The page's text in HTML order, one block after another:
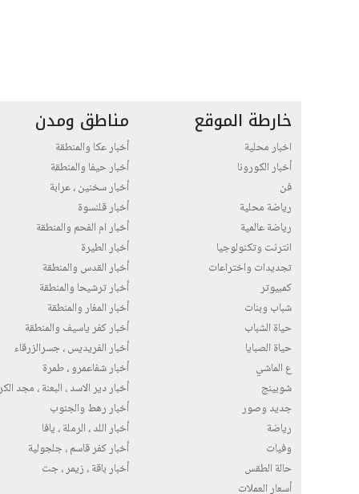
خارطة الموقع
اخبار محلية
أخبار الكورونا
فن
رياضة محلية
رياضة عالمية
انترنت وتكنولوجيا
تجديدات واختراعات
كمبيوتر
شباب وبنات
حياة الشباب
حياة الصبايا
ع الماشي
شوبينج
جديد وصور
رياضة
وفيات
حالة الطقس
أسعار العملات
مناطق ومدن
أخبار عكا والمنطقة
أخبار حيفا والمنطقة
أخبار سخنين ، عرابة
أخبار قلنسوة
أخبار ام الفحم والمنطقة
أخبار الطيرة
أخبار القدس والمنطقة
أخبار ترشيحا والمنطقة
أخبار المغار والمنطقة
أخبار كفر ياسيف والمنطقة
أخبار الفريديس ، جسرالزرقاء
أخبار شفاعمرو ، طمرة
أخبار دير الاسد ، البعنة ، مجد
أخبار رهط والجنوب
أخبار اللد ، الرملة ، يافا
أخبار كفر قاسم ، جلجولية
أخبار باقة ، زيمر ، جت